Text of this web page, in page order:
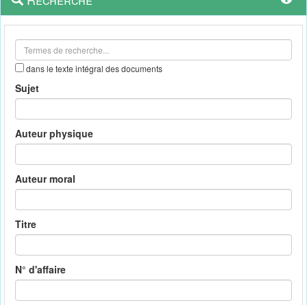
outils
dans le texte intégral des documents
Sujet
Auteur physique
Auteur moral
Titre
N° d'affaire